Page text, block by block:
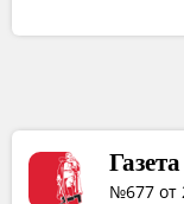
№677 от